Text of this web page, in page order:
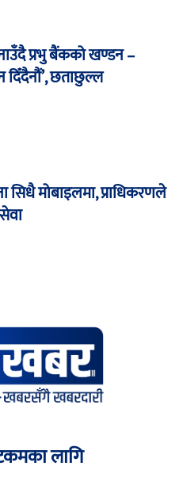
प्रभु बैंकको खण्डन –
दिँदैनौं’, छताछुल्ल
मोबाइलमा, प्राधिकरणले
लागि